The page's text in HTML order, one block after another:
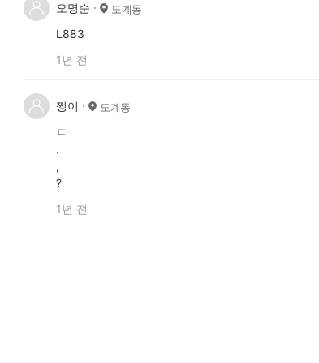
오명순 도계동
L883
1년 전
쩡이 도계동
ㄷ
.
,
?
1년 전